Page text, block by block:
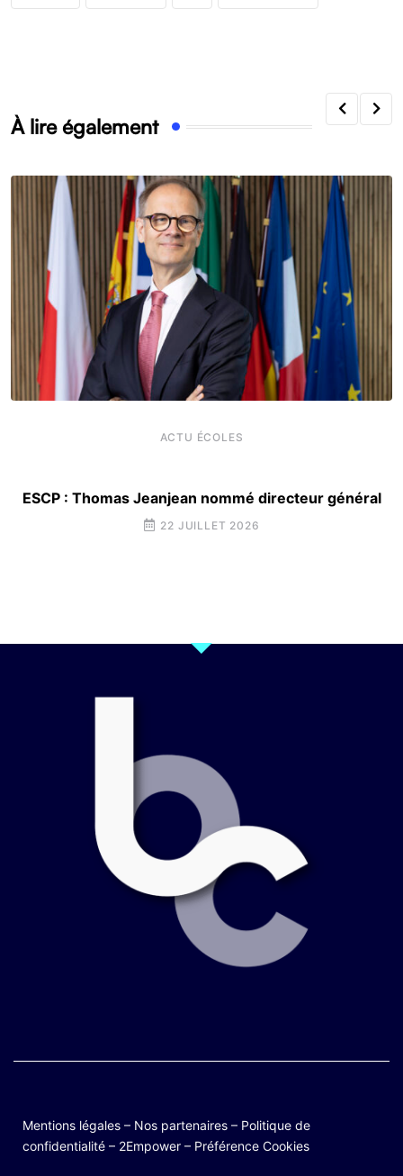
À lire également
ACTU ÉCOLES
ESCP : Thomas Jeanjean nommé directeur général
22 JUILLET 2026
Mentions légales – Nos partenaires – Politique de
confidentialité – 2Empower – Préférence Cookies